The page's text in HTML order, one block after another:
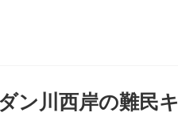
ン川西岸の難民